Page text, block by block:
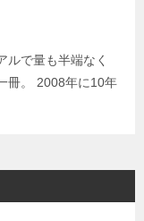
ルで量も半端なく
冊。 2008年に10年